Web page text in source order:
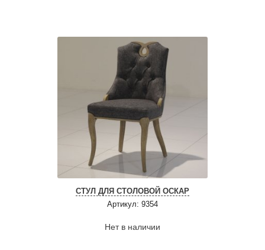
СТУЛ ДЛЯ СТОЛОВОЙ ОСКАР
Артикул: 9354
Нет в наличии